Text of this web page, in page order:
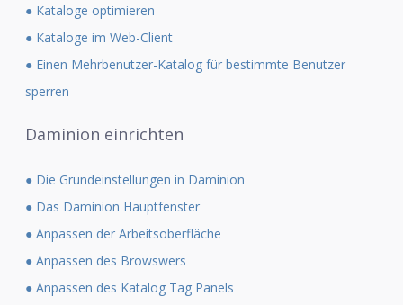
● Kataloge optimieren
● Kataloge im Web-Client
● Einen Mehrbenutzer-Katalog für bestimmte Benutzer
sperren
Daminion einrichten
● Die Grundeinstellungen in Daminion
● Das Daminion Hauptfenster
● Anpassen der Arbeitsoberfläche
● Anpassen des Browswers
● Anpassen des Katalog Tag Panels